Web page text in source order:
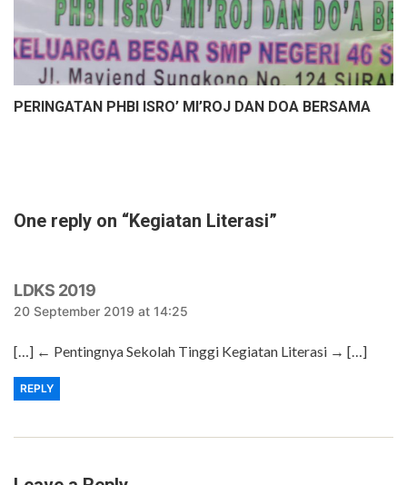
PERINGATAN PHBI ISRO’ MI’ROJ DAN DOA BERSAMA
One reply on “Kegiatan Literasi”
LDKS 2019says:
20 September 2019 at 14:25
[…] ← Pentingnya Sekolah Tinggi Kegiatan Literasi → […]
REPLY